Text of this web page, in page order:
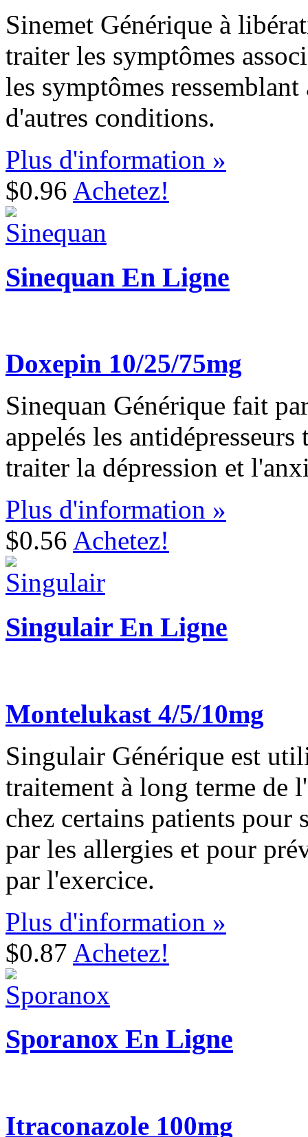
Sinemet Générique à
traiter les symptômes
les symptômes
d'autres conditions.
Plus d'information »
$0.96 Achetez!
Sinequan En Ligne
Doxepin 10/25/75mg
Sinequan Générique fait
appelés les
traiter la dépression et
Plus d'information »
$0.56 Achetez!
Singulair En Ligne
Montelukast 4/5/10mg
Singulair Générique est
traitement à long terme de
chez certains patients pour
par les allergies et pour
par l'exercice.
Plus d'information »
$0.87 Achetez!
Sporanox En Ligne
Itraconazole 100mg